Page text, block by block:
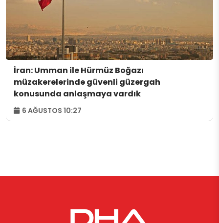
İran: Umman ile Hürmüz Boğazı
müzakerelerinde güvenli güzergah
konusunda anlaşmaya vardık
6 AĞUSTOS 10:27